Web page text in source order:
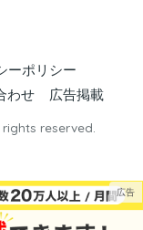
ーポリシー
わせ 広告掲載
reserved.